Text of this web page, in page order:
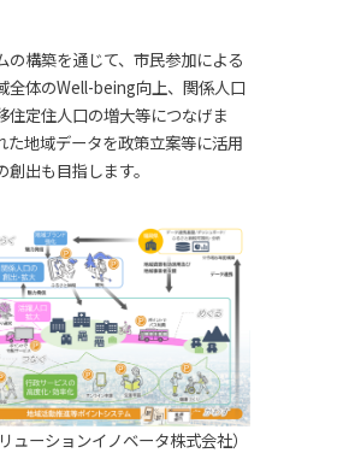
の構築を通じて、市民参加による
全体のWell-being向上、関係人口
住定住人口の増大等につなげま
た地域データを政策立案等に活用
出も目指します。
ューションイノベータ株式会社）